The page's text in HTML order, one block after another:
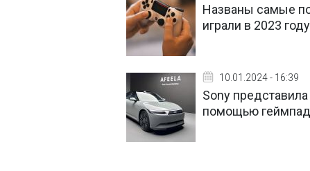
Названы самые
играли в 2023 году
10.01.2024 - 16:39
Sony
помощью